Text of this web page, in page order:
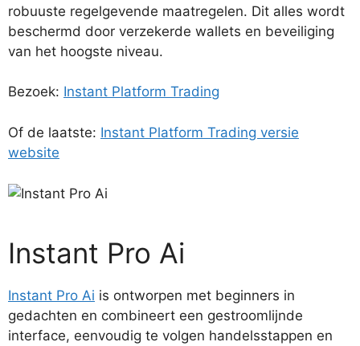
robuuste regelgevende maatregelen. Dit alles wordt
beschermd door verzekerde wallets en beveiliging
van het hoogste niveau.
Bezoek: Instant Platform Trading
Of de laatste: Instant Platform Trading versie
website
Instant Pro Ai
Instant Pro Ai is ontworpen met beginners in
gedachten en combineert een gestroomlijnde
interface, eenvoudig te volgen handelsstappen en